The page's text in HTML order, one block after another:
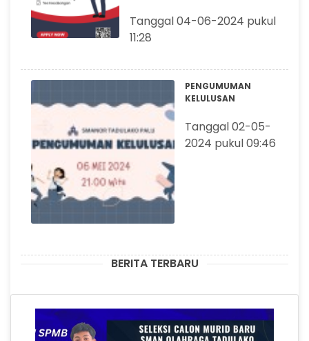
Tanggal 04-06-2024 pukul
11:28
PENGUMUMAN
KELULUSAN
Tanggal 02-05-
2024 pukul 09:46
BERITA TERBARU